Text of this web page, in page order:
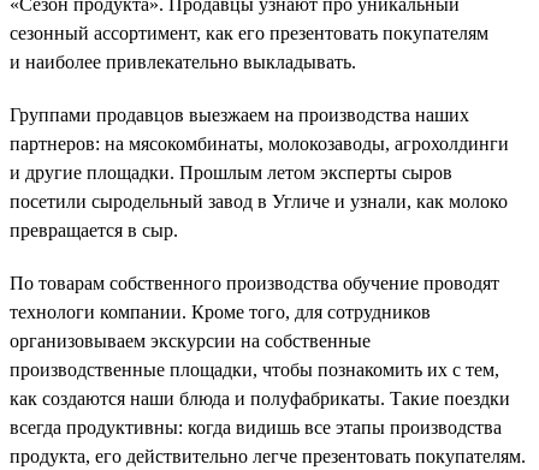
«Сезон продукта». Продавцы узнают про уникальный
сезонный ассортимент, как его презентовать покупателям
и наиболее привлекательно выкладывать.
Группами продавцов выезжаем на производства наших
партнеров: на мясокомбинаты, молокозаводы, агрохолдинги
и другие площадки. Прошлым летом эксперты сыров
посетили сыродельный завод в Угличе и узнали, как молоко
превращается в сыр.
По товарам собственного производства обучение проводят
технологи компании. Кроме того, для сотрудников
организовываем экскурсии на собственные
производственные площадки, чтобы познакомить их с тем,
как создаются наши блюда и полуфабрикаты. Такие поездки
всегда продуктивны: когда видишь все этапы производства
продукта, его действительно легче презентовать покупателям.